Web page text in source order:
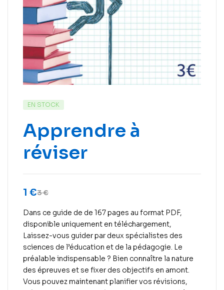
EN STOCK
Apprendre à
réviser
3€
1 €
Dans ce guide de de 167 pages au format PDF,
disponible uniquement en téléchargement,
Laissez-vous guider par deux spécialistes des
sciences de l’éducation et de la pédagogie. Le
préalable indispensable ? Bien connaître la nature
des épreuves et se fixer des objectifs en amont.
Vous pouvez maintenant planifier vos révisions,